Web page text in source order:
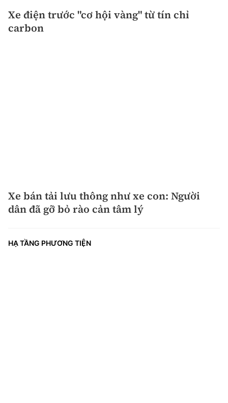
Xe điện trước "cơ hội vàng" từ tín chỉ
carbon
Xe bán tải lưu thông như xe con: Người
dân đã gỡ bỏ rào cản tâm lý
HẠ TẦNG PHƯƠNG TIỆN